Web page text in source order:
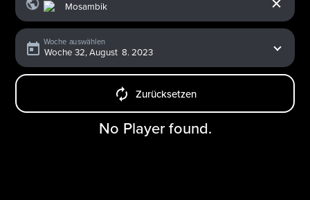
Woche auswählen
Zurücksetzen
No Player found.